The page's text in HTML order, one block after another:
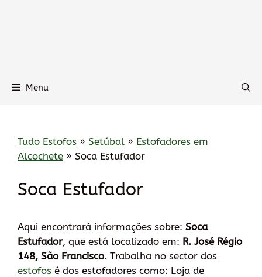
Menu
Tudo Estofos » Setúbal » Estofadores em
Alcochete » Soca Estufador
Soca Estufador
Aqui encontrará informações sobre: Soca
Estufador, que está localizado em: R. José Régio
148, São Francisco. Trabalha no sector dos
estofos é dos estofadores como: Loja de